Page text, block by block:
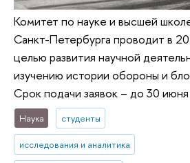
Комитет по науке и высшей
Санкт-Петербурга проводит в
целью развития научной
изучению истории обороны и
Срок подачи заявок – до 30
Наука студенты
исследования и аналитика